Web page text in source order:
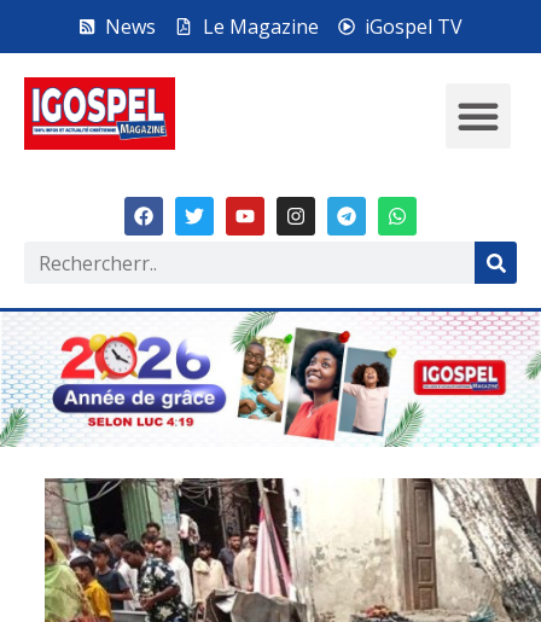
News Le Magazine iGospel TV